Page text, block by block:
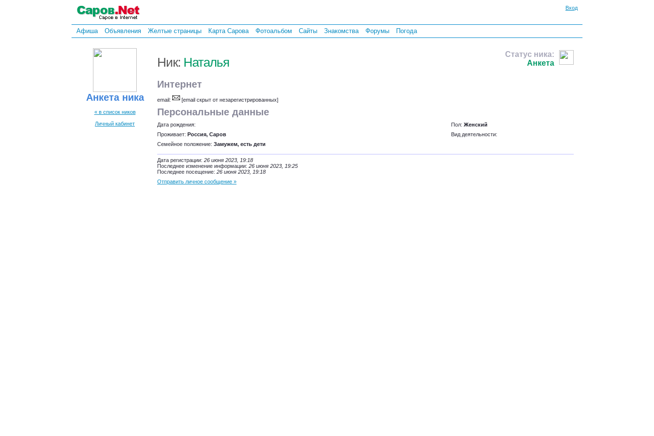
Вход
Афиша Объявления Желтые страницы Карта Сарова Фотоальбом Сайты Знакомства Форумы Погода
Анкета ника
« в список ников
Личный кабинет
Ник: Наталья
Статус ника:
Анкета
Интернет
email: [email скрыт от незарегистрированных]
Персональные данные
Дата рождения: Пол: Женский
Проживает: Россия, Саров
Вид деятельности:
Семейное положение: Замужем, есть дети
Дата регистрации: 26 июня 2023, 19:18
Последнее изменение информации: 26 июня 2023, 19:25
Последнее посещение: 26 июня 2023, 19:18
Отправить личное сообщение »